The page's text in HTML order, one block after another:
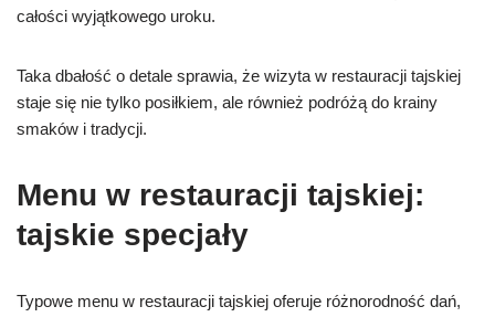
całości wyjątkowego uroku.
Taka dbałość o detale sprawia, że wizyta w restauracji tajskiej
staje się nie tylko posiłkiem, ale również podróżą do krainy
smaków i tradycji.
Menu w restauracji tajskiej:
tajskie specjały
Typowe menu w restauracji tajskiej oferuje różnorodność dań,